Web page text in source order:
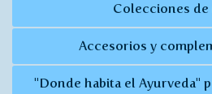
Colecciones de
Accesorios y
"Donde habita el Ayurveda"